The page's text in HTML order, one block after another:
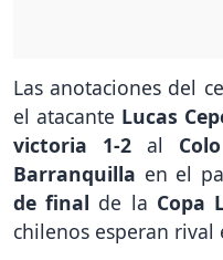
Las anotaciones del
el atacante Lucas
victoria 1-2al
Barranquilla en el
de final de la Copa
chilenos esperan rival